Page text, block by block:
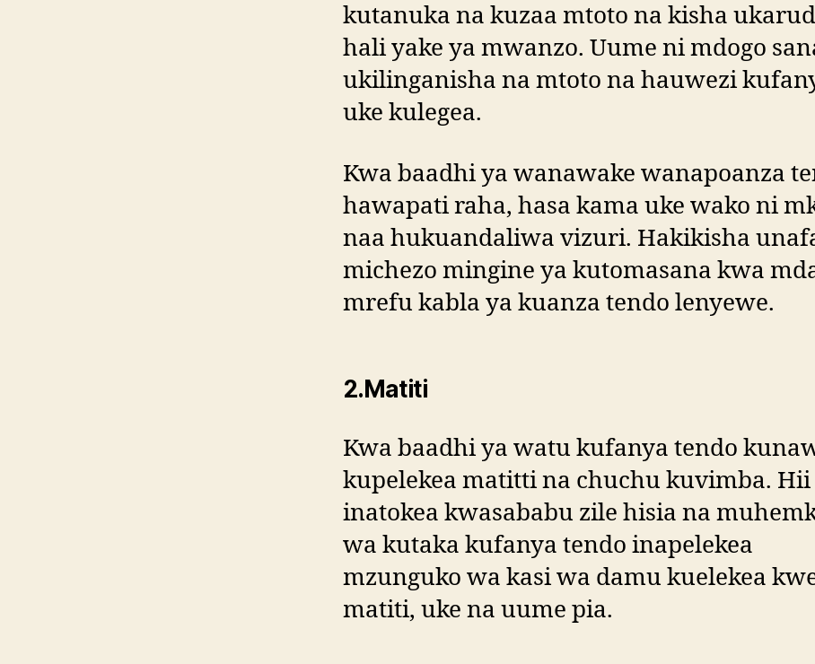
kutanuka na kuzaa mtoto na kisha
hali yake ya mwanzo. Uume ni mdogo
ukilinganisha na mtoto na hauwezi
uke kulegea.
Kwa baadhi ya wanawake wanapoanza
hawapati raha, hasa kama uke wako ni
naa hukuandaliwa vizuri. Hakikisha
michezo mingine ya kutomasana kwa
mrefu kabla ya kuanza tendo lenyewe.
2.Matiti
Kwa baadhi ya watu kufanya tendo
kupelekea matitti na chuchu kuvimba. Hii
inatokea kwasababu zile hisia na
wa kutaka kufanya tendo inapelekea
mzunguko wa kasi wa damu kuelekea
matiti, uke na uume pia.